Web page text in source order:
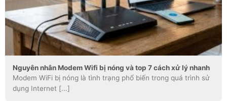
Nguyên nhân Modem Wifi bị nóng và top 7 cách xử lý nhanh
Modem WiFi bị nóng là tình trạng phổ biến trong quá trình sử
dụng Internet [...]